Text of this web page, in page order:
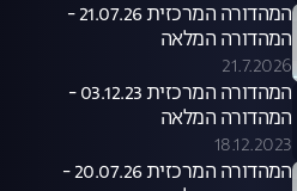
המהדורה המרכזית 21.07.26 -
המהדורה המלאה
21.7.2026
המהדורה המרכזית 03.12.23 -
המהדורה המלאה
18.12.2023
המהדורה המרכזית 20.07.26 -